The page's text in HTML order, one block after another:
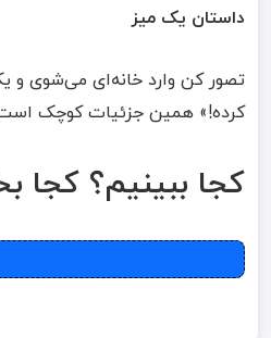
داستان یک میز
تصور کن وارد خانه‌ای می‌شوی و
کرده!» همین جزئیات کوچک است
کجا ببینیم؟ کجا